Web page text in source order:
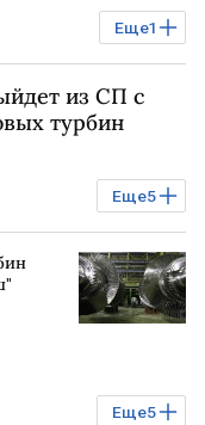
Еще1
из СП с
турбин
Еще5
Газ
Еще5